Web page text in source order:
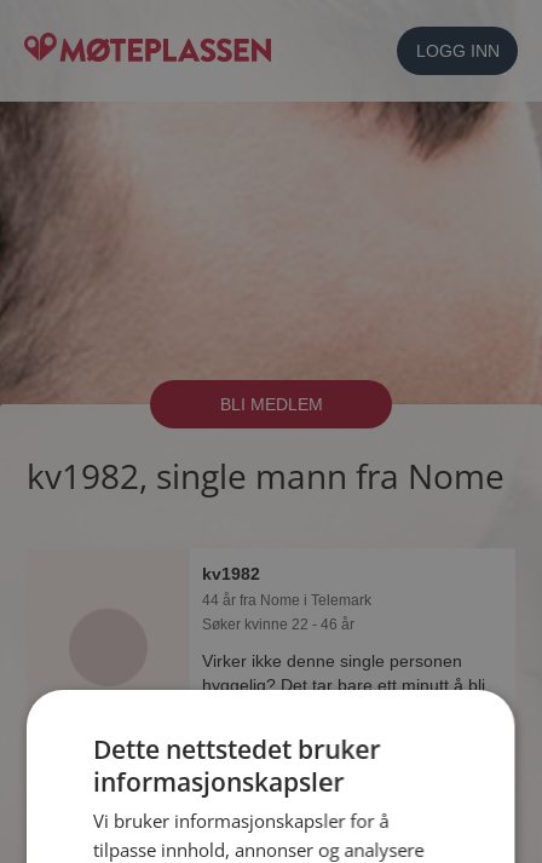
LOGG INN
BLI MEDLEM
kv1982, single mann fra Nome
kv1982
44 år fra Nome i Telemark
Søker kvinne 22 - 46 år
Virker ikke denne single personen
hyggelig? Det tar bare ett minutt å bli
Dette nettstedet bruker
informasjonskapsler
Vi bruker informasjonskapsler for å
tilpasse innhold, annonser og analysere